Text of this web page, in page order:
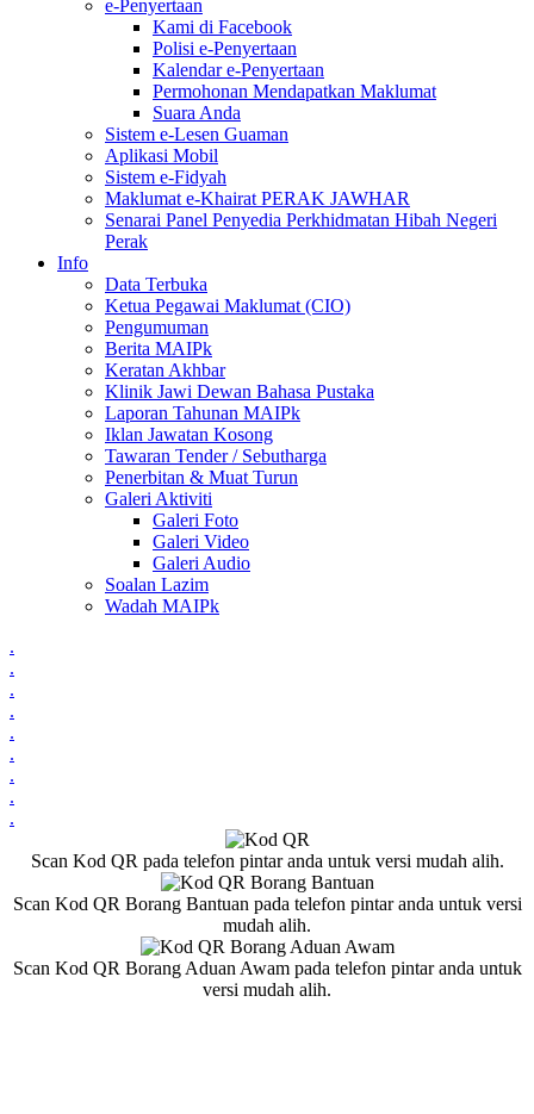
e-Penyertaan
Kami di Facebook
Polisi e-Penyertaan
Kalendar e-Penyertaan
Permohonan Mendapatkan Maklumat
Suara Anda
Sistem e-Lesen Guaman
Aplikasi Mobil
Sistem e-Fidyah
Maklumat e-Khairat PERAK JAWHAR
Senarai Panel Penyedia Perkhidmatan Hibah Negeri
Perak
Info
Data Terbuka
Ketua Pegawai Maklumat (CIO)
Pengumuman
Berita MAIPk
Keratan Akhbar
Klinik Jawi Dewan Bahasa Pustaka
Laporan Tahunan MAIPk
Iklan Jawatan Kosong
Tawaran Tender / Sebutharga
Penerbitan & Muat Turun
Galeri Aktiviti
Galeri Foto
Galeri Video
Galeri Audio
Soalan Lazim
Wadah MAIPk
.
.
.
.
.
.
.
.
.
Scan Kod QR pada telefon pintar anda untuk versi mudah alih.
Scan Kod QR Borang Bantuan pada telefon pintar anda untuk versi
mudah alih.
Scan Kod QR Borang Aduan Awam pada telefon pintar anda untuk
versi mudah alih.